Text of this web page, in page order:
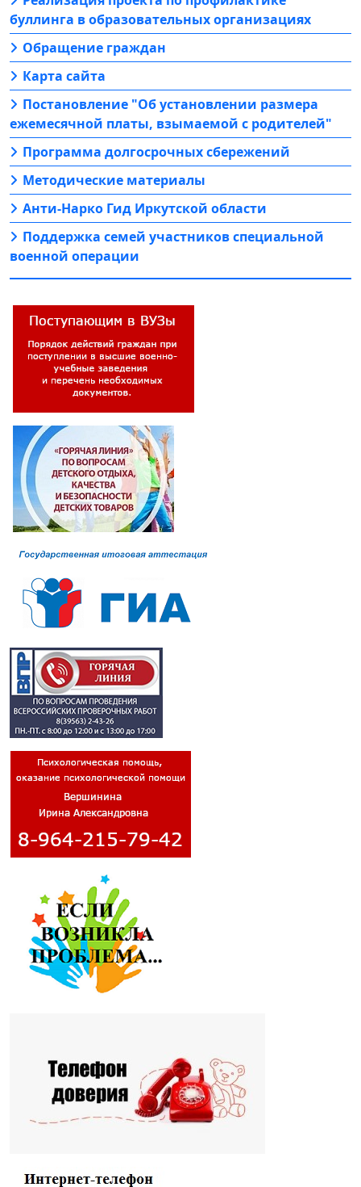
буллинга в образовательных организациях
Обращение граждан
Карта сайта
Постановление "Об установлении размера
ежемесячной платы, взымаемой с родителей"
Программа долгосрочных сбережений
Методические материалы
Анти-Нарко Гид Иркутской области
Поддержка семей участников специальной
военной операции